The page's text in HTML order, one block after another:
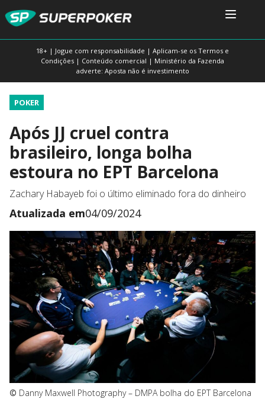
18+ | Jogue com responsabilidade | Aplicam-se os Termos e
Condições | Conteúdo comercial | Ministério da Fazenda
adverte: Aposta não é investimento
POKER
Após JJ cruel contra
brasileiro, longa bolha
estoura no EPT Barcelona
Zachary Habayeb foi o último eliminado fora do dinheiro
Atualizada em04/09/2024
© Danny Maxwell Photography – DMPA bolha do EPT Barcelona